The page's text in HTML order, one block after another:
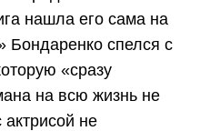
нашла его сама на
Бондаренко спелся с
«сразу
на всю жизнь не
не